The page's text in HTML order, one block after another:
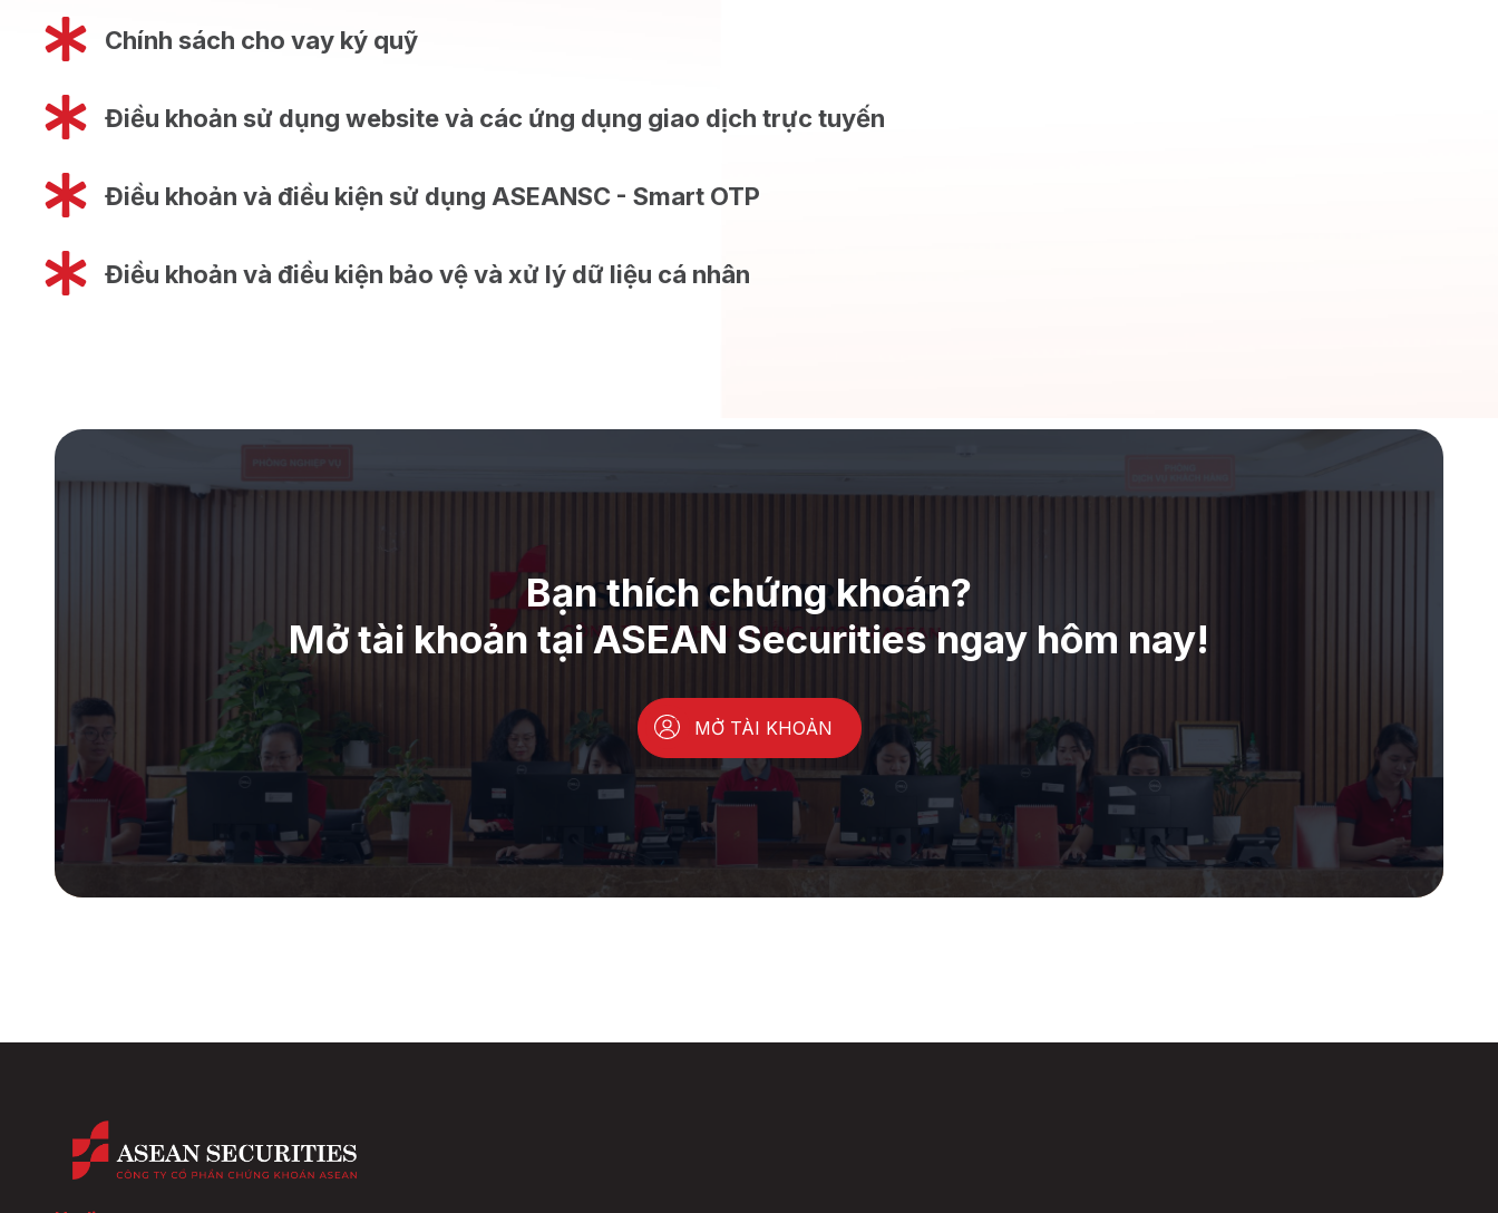
Chính sách cho vay ký quỹ
Điều khoản sử dụng website và các ứng dụng giao dịch trực tuyến
Điều khoản và điều kiện sử dụng ASEANSC - Smart OTP
Điều khoản và điều kiện bảo vệ và xử lý dữ liệu cá nhân
Bạn thích chứng khoán?
Mở tài khoản tại ASEAN Securities ngay hôm nay!
MỞ TÀI KHOẢN